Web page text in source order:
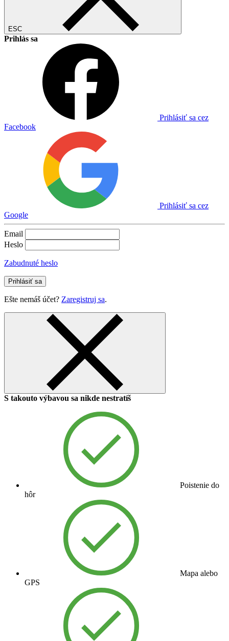
ESC
Prihlás sa
Prihlásiť sa cez
Facebook
Prihlásiť sa cez
Google
Email
Heslo
Zabudnuté heslo
Prihlásiť sa
Ešte nemáš účet? Zaregistruj sa.
S takouto výbavou sa nikde nestratíš
Poistenie do
hôr
Mapa alebo
GPS